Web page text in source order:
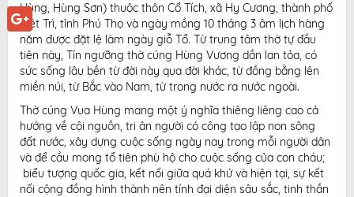
Twitter
Google+
Hùng, Hùng Sơn) thuộc thôn Cổ Tích, xã Hy Cương, thành phố
Việt Trì, tỉnh Phú Thọ và ngày mồng 10 tháng 3 âm lịch hàng
năm được đặt lệ làm ngày giỗ Tổ. Từ trung tâm thờ tự đầu
tiên này, Tín ngưỡng thờ cúng Hùng Vương dần lan tỏa, có
sức sống lâu bền từ đời này qua đời khác, từ đồng bằng lên
miền núi, từ Bắc vào Nam, từ trong nước ra nước ngoài.
Thờ cúng Vua Hùng mang một ý nghĩa thiêng liêng cao cả
hướng về cội nguồn, tri ân người có công tạo lập non sông
đất nước, xây dựng cuộc sống ngày nay trong mỗi người dân
và để cầu mong tổ tiên phù hộ cho cuộc sống của con cháu;
biểu tượng quốc gia, kết nối giữa quá khứ và hiện tại, sự kết
nối cộng đồng hình thành nên tính đại diện sâu sắc, tinh thần